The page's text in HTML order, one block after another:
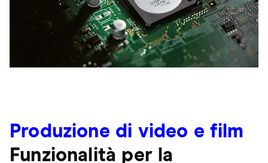
Produzione di video e film
Funzionalità per la